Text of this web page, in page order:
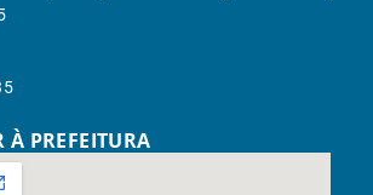
À PREFEITURA